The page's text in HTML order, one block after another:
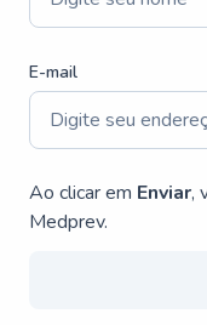
E-mail
Ao clicar em Enviar,
Medprev.